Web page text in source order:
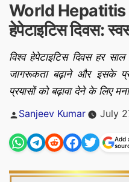
World Hepatitis
हेपेटाइटिस दिवस:
विश्व हेपेटाइटिस दिवस हर
जागरूकता बढ़ाने और इसके
प्रयासों को बढ़ावा देने के लिए
Posted
Sanjeev Kumar July
Add